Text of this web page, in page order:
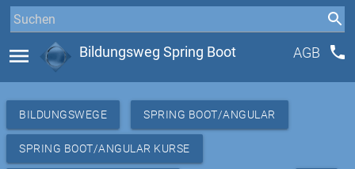
menu Bildungsweg Spring Boot AGB phone
BILDUNGSWEGE SPRING BOOT/ANGULAR
SPRING BOOT/ANGULAR KURSE